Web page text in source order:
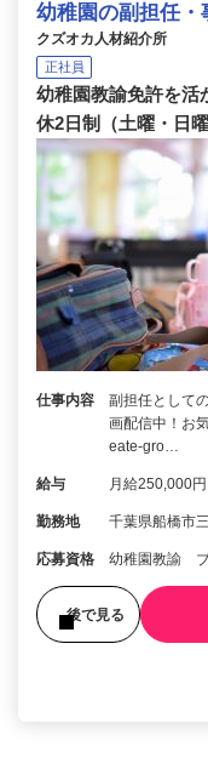
幼稚園の副担任・
クズオカ人材紹介所
正社員
幼稚園教諭免許を
休2日制（土曜・日曜
仕事内容
副担任として
画配信中！お
eate-gro…
給与 月給250,000
勤務地 千葉県船橋市
応募資格 幼稚園教諭
後で見る